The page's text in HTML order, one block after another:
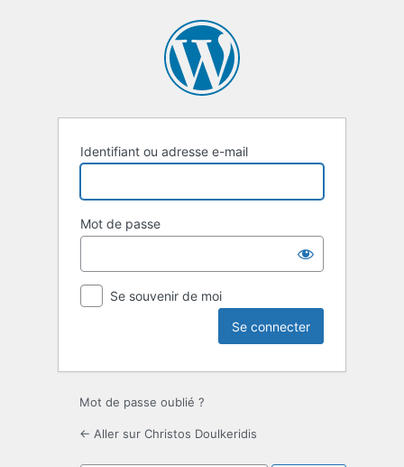
Identifiant ou adresse e-mail
Mot de passe
Se souvenir de moi
Mot de passe oublié ?
← Aller sur Christos Doulkeridis